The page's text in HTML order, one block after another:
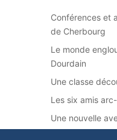
Conférences et
de Cherbourg
Le monde
Dourdain
Une classe
Les six amis
Une nouvelle